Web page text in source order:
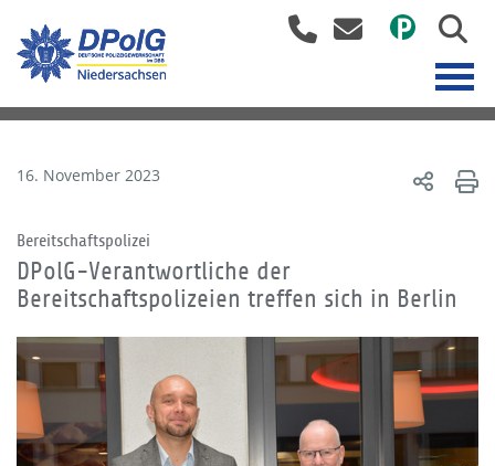
16. November 2023
Bereitschaftspolizei
DPolG-Verantwortliche der
Bereitschaftspolizeien treffen sich in Berlin